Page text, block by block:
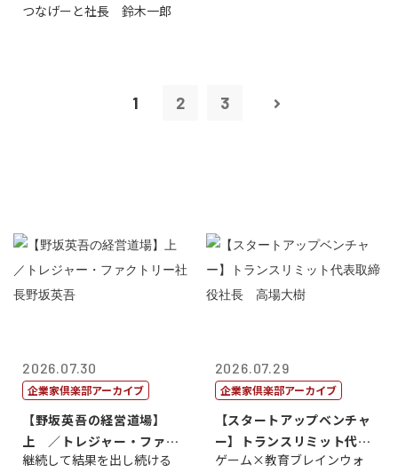
つなげーと社長 鈴木一郎
1 2 3
2026.07.30
企業家倶楽部アーカイブ
【野坂英吾の経営道場】
上 ／トレジャー・ファク
トリー社長野坂...
継続して結果を出し続ける
2026.07.29
企業家倶楽部アーカイブ
【スタートアップベンチャ
ー】トランスリミット代表
取締役社長 ...
ゲーム×教育ブレインウォ